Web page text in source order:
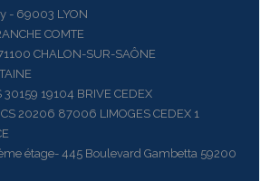
69003 LYON
COMTE
CHALON-SUR-SAÔNE
19104 BRIVE CEDEX
20206 87006 LIMOGES CEDEX 1
étage- 445 Boulevard Gambetta 59200